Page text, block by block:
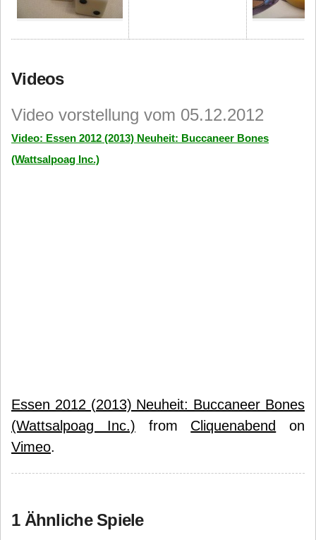
Videos
Video vorstellung vom 05.12.2012
Video: Essen 2012 (2013) Neuheit: Buccaneer Bones
(Wattsalpoag Inc.)
Essen 2012 (2013) Neuheit: Buccaneer Bones
(Wattsalpoag Inc.) from Cliquenabend
on
Vimeo.
1 Ähnliche Spiele